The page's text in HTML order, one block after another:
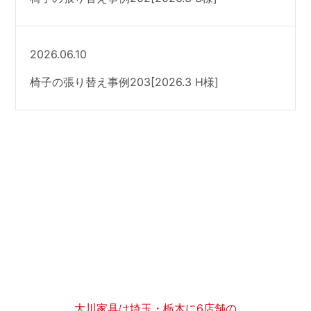
2026.06.10
椅子の張り替え事例203[2026.3 H様]